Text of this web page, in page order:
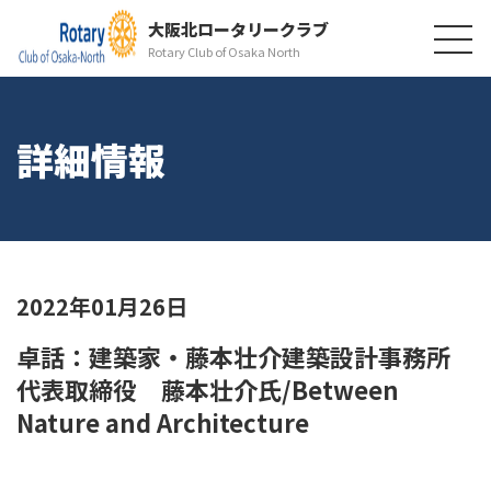
大阪北ロータリークラブ
Rotary Club of Osaka North
詳細情報
2022年01月26日
卓話：建築家・藤本壮介建築設計事務所
代表取締役 藤本壮介氏/Between
Nature and Architecture